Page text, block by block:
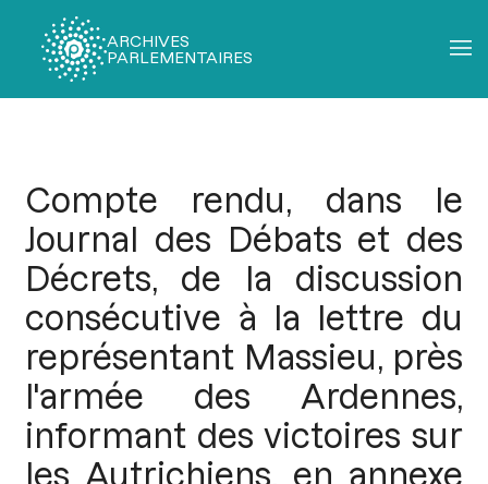
ARCHIVES
PARLEMENTAIRES
Compte rendu, dans le
Journal des Débats et des
Décrets, de la discussion
consécutive à la lettre du
représentant Massieu, près
l'armée des Ardennes,
informant des victoires sur
les Autrichiens, en annexe